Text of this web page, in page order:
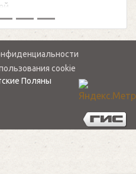
...
cookie
Поляны